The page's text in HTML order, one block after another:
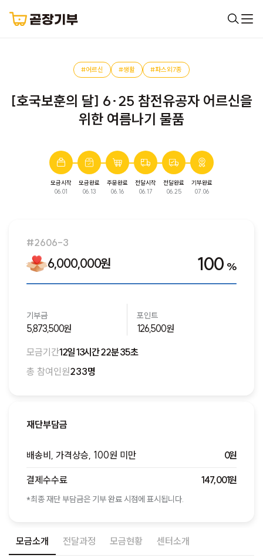
#어르신 #생활 #파스외7종
[호국보훈의 달] 6·25 참전유공자 어르신을
위한 여름나기 물품
모금시작
06.01
모금완료
06.13
주문완료
06.16
전달시작
06.17
전달완료
06.25
기부완료
07.06
모금소개 전달과정 모금현황 센터소개
완료된 모금입니다. 다음 모금에서 만나요!
#2606-3
6,000,000원 100 %
기부금
5,873,500원
포인트
126,500원
모금기간12일 13시간 22분 35초
총 참여인원233명
재단부담금
배송비, 가격상승, 100원 미만 0원
결제수수료 147,001원
*최종 재단 부담금은 기부 완료 시점에 표시됩니다.